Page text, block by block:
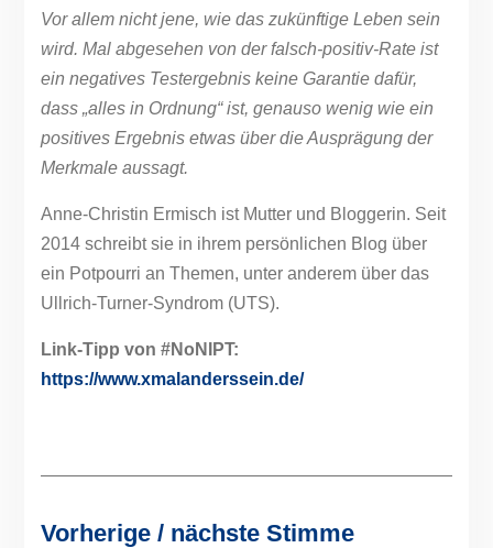
Vor allem nicht jene, wie das zukünftige Leben sein
wird. Mal abgesehen von der falsch-positiv-Rate ist
ein negatives Testergebnis keine Garantie dafür,
dass „alles in Ordnung“ ist, genauso wenig wie ein
positives Ergebnis etwas über die Ausprägung der
Merkmale aussagt.
Anne-Christin Ermisch ist Mutter und Bloggerin. Seit
2014 schreibt sie in ihrem persönlichen Blog über
ein Potpourri an Themen, unter anderem über das
Ullrich-Turner-Syndrom (UTS).
Link-Tipp von #NoNIPT:
https://www.xmalanderssein.de/
Vorherige / nächste Stimme